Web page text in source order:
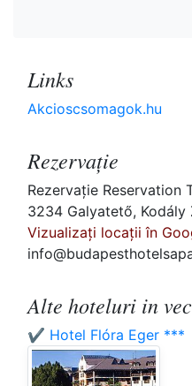
Links
Akcioscsomagok.hu
Rezervaţie
Rezervaţie Reservation
3234 Galyatető, Kodály
Vizualizați locații în
Alte hoteluri in
✔️ Hotel Flóra Eger ***